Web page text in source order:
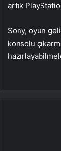
artık
Sony, oyun
konsolu